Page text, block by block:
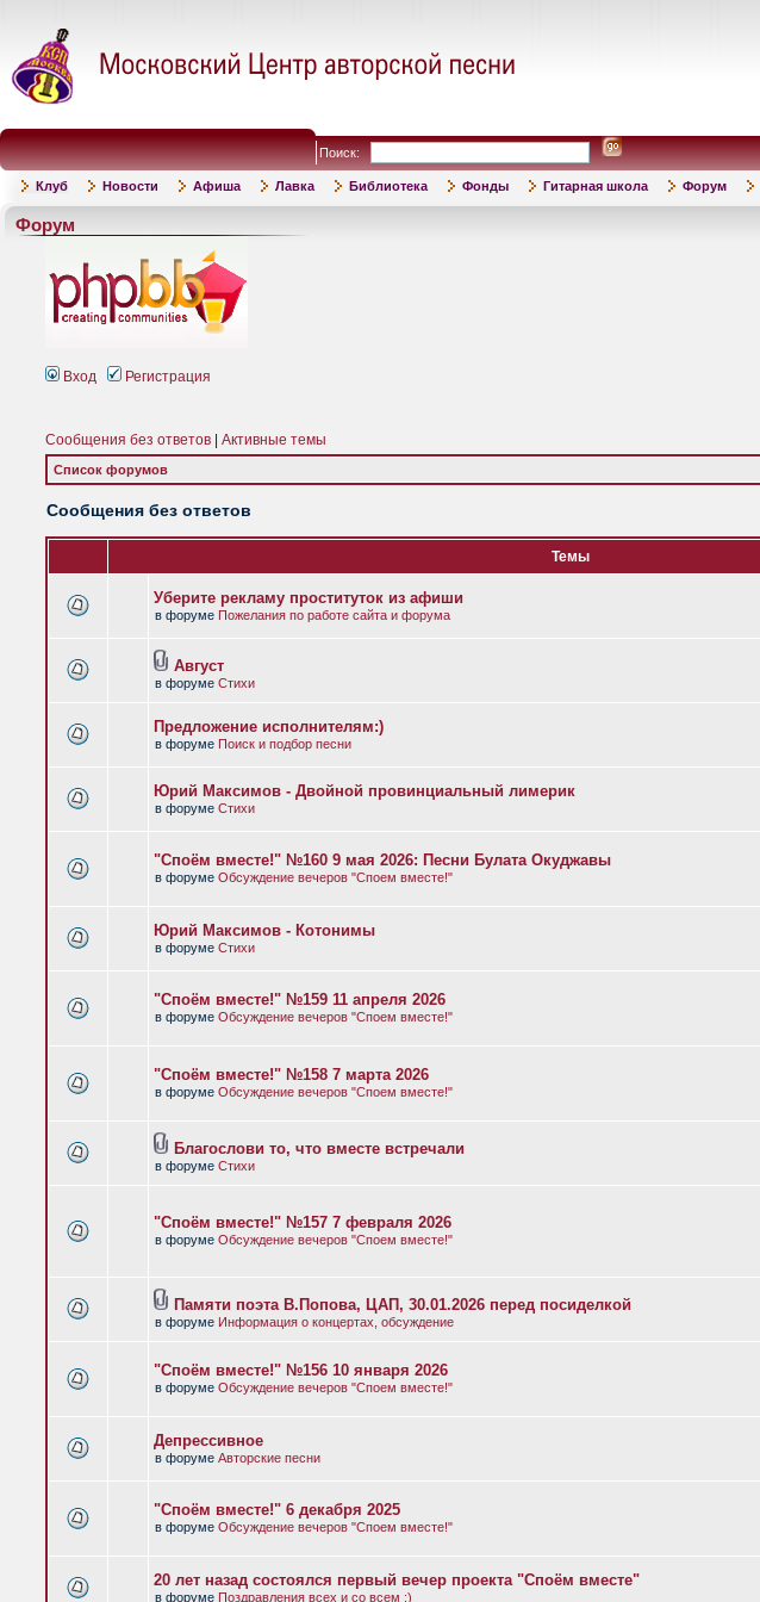
Поиск:
Клуб Новости Афиша Лавка Библиотека Фонды Гитарная школа Форум
Форум
Вход Регистрация
Сообщения без ответов Активные темы
Список форумов
Сообщения без ответов
Темы
Уберите рекламу проституток из афиши
в форуме Пожелания по работе сайта и форума
Август
в форуме Стихи
Предложение исполнителям:)
в форуме Поиск и подбор песни
Юрий Максимов - Двойной провинциальный лимерик
в форуме Стихи
"Споём вместе!" №160 9 мая 2026: Песни Булата Окуджавы
в форуме Обсуждение вечеров "Споем вместе!"
Юрий Максимов - Котонимы
в форуме Стихи
"Споём вместе!" №159 11 апреля 2026
в форуме Обсуждение вечеров "Споем вместе!"
"Споём вместе!" №158 7 марта 2026
в форуме Обсуждение вечеров "Споем вместе!"
Благослови то, что вместе встречали
в форуме Стихи
"Споём вместе!" №157 7 февраля 2026
в форуме Обсуждение вечеров "Споем вместе!"
Памяти поэта В.Попова, ЦАП, 30.01.2026 перед посиделкой
в форуме Информация о концертах, обсуждение
"Споём вместе!" №156 10 января 2026
в форуме Обсуждение вечеров "Споем вместе!"
Депрессивное
в форуме Авторские песни
"Споём вместе!" 6 декабря 2025
в форуме Обсуждение вечеров "Споем вместе!"
20 лет назад состоялся первый вечер проекта "Споём вместе"
в форуме Поздравления всех и со всем :)